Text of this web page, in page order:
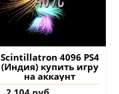
Scintillatron 4096 PS4
(Индия) купить игру
на аккаунт